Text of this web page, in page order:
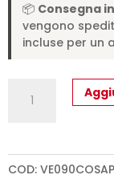
📦 Consegna
vengono
incluse per un
allungabile
Saki
COD: